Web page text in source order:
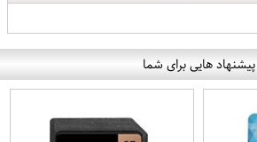
پیشنهاد هایی برای شما